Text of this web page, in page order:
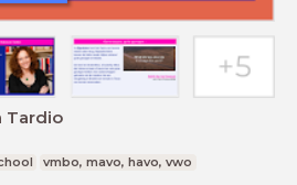
Tardio
vmbo, mavo, havo, vwo